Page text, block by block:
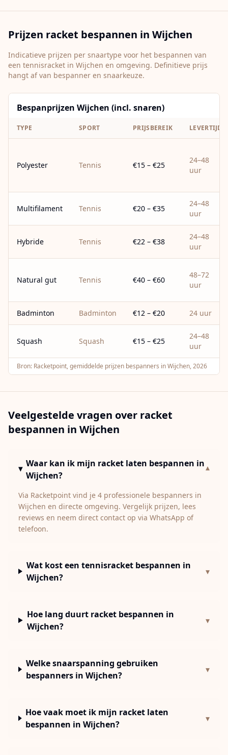
Prijzen racket bespannen in Wijchen
Indicatieve prijzen per snaartype voor het bespannen van
een tennisracket in Wijchen en omgeving. Definitieve prijs
hangt af van bespanner en snaarkeuze.
Bespanprijzen Wijchen (incl. snaren)
TYPE SPORT PRIJSBEREIK LEVERTIJD
Polyester Tennis €15 – €25
24–48
uur
Multifilament Tennis €20 – €35
24–48
uur
Hybride Tennis €22 – €38
24–48
uur
Natural gut Tennis €40 – €60
48–72
uur
Badminton Badminton €12 – €20 24 uur
Squash Squash €15 – €25
24–48
uur
Bron: Racketpoint, gemiddelde prijzen bespanners in Wijchen, 2026
Veelgestelde vragen over racket
bespannen in Wijchen
Waar kan ik mijn racket laten bespannen in
Wijchen?
▾
Via Racketpoint vind je 4 professionele bespanners in
Wijchen en directe omgeving. Vergelijk prijzen, lees
reviews en neem direct contact op via WhatsApp of
telefoon.
Wat kost een tennisracket bespannen in
Wijchen?
▾
Hoe lang duurt racket bespannen in
Wijchen?
▾
Welke snaarspanning gebruiken
bespanners in Wijchen?
▾
Hoe vaak moet ik mijn racket laten
bespannen in Wijchen?
▾